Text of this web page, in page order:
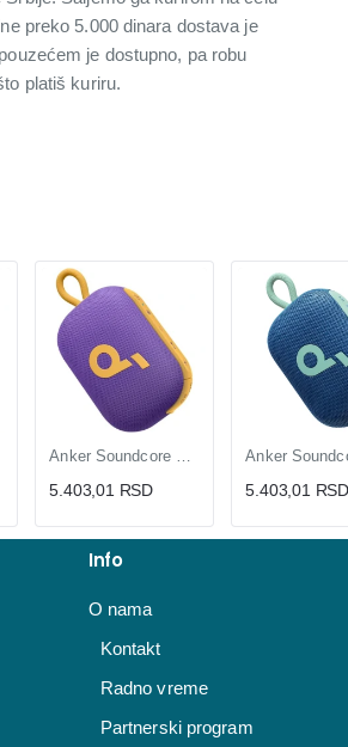
preko 5.000 dinara dostava je
je dostupno, pa robu
platiš kuriru.
5.403,01 RSD 5.403,01 RSD
Info
O nama
Kontakt
Radno vreme
Partnerski program